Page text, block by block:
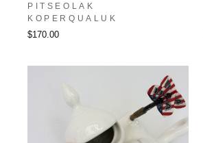
PITSEOLAK
KOPERQUALUK
$170.00